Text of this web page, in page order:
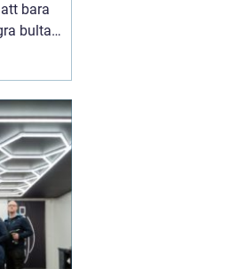
bara
bultar.
kan
bra
eller
gör
rätt
da...